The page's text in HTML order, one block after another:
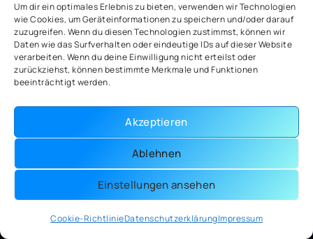
Um dir ein optimales Erlebnis zu bieten, verwenden wir Technologien
wie Cookies, um Geräteinformationen zu speichern und/oder darauf
zuzugreifen. Wenn du diesen Technologien zustimmst, können wir
Daten wie das Surfverhalten oder eindeutige IDs auf dieser Website
verarbeiten. Wenn du deine Einwilligung nicht erteilst oder
zurückziehst, können bestimmte Merkmale und Funktionen
beeinträchtigt werden.
Akzeptieren
Ablehnen
Einstellungen ansehen
Cookie-RichtlinieDatenschutzerklärungImpressum
Mehr anzeigen
MXGP PRO Steam Key GLOBAL